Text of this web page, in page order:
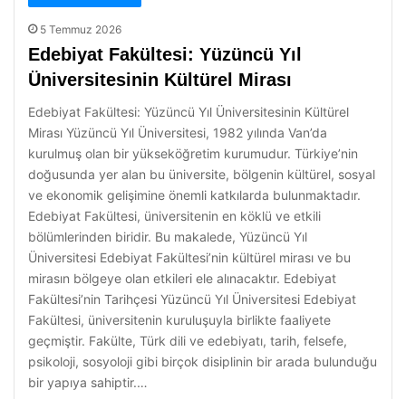
5 Temmuz 2026
Edebiyat Fakültesi: Yüzüncü Yıl
Üniversitesinin Kültürel Mirası
Edebiyat Fakültesi: Yüzüncü Yıl Üniversitesinin Kültürel
Mirası Yüzüncü Yıl Üniversitesi, 1982 yılında Van’da
kurulmuş olan bir yükseköğretim kurumudur. Türkiye’nin
doğusunda yer alan bu üniversite, bölgenin kültürel, sosyal
ve ekonomik gelişimine önemli katkılarda bulunmaktadır.
Edebiyat Fakültesi, üniversitenin en köklü ve etkili
bölümlerinden biridir. Bu makalede, Yüzüncü Yıl
Üniversitesi Edebiyat Fakültesi’nin kültürel mirası ve bu
mirasın bölgeye olan etkileri ele alınacaktır. Edebiyat
Fakültesi’nin Tarihçesi Yüzüncü Yıl Üniversitesi Edebiyat
Fakültesi, üniversitenin kuruluşuyla birlikte faaliyete
geçmiştir. Fakülte, Türk dili ve edebiyatı, tarih, felsefe,
psikoloji, sosyoloji gibi birçok disiplinin bir arada bulunduğu
bir yapıya sahiptir.…